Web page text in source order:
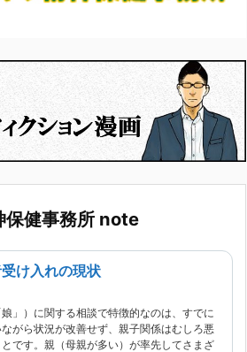
保健事務所 note
受け入れの現状
」）に関する相談で特徴的なのは、すでに
がら状況が改善せず、親子関係はむしろ悪
です。親（母親が多い）が率先してさまざ